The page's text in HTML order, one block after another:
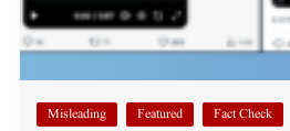
Fact Check
Featured
Misleading